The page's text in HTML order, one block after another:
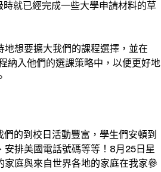
就已經完成一些大學申請材料的草
想要擴大我們的課程選擇，並在
納入他們的選課策略中，以便更好地
的到校日活動豐富，學生們安頓到
排美國電話號碼等等！8月25日星
庭與來自世界各地的家庭在我家參